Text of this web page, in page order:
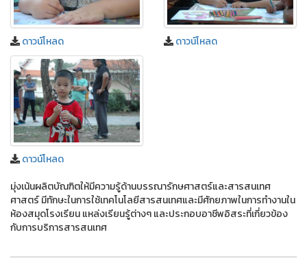
ดาวน์โหลด ดาวน์โหลด
ดาวน์โหลด
มุ่งเน้นผลิตบัณฑิตให้มีความรู้ด้านบรรณารักษศาสตร์และสารสนเทศ
ศาสตร์ มีทักษะในการใช้เทคโนโลยีสารสนเทศและมีศักยภาพในการทํางานใน
ห้องสมุดโรงเรียน แหล่งเรียนรู้ต่างๆ และประกอบอาชีพอิสระที่เกี่ยวข้อง
กับการบริการสารสนเทศ